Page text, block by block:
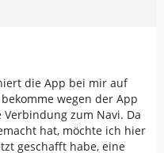
die App bei mir auf
wegen der App
zum Navi. Da
hat, möchte ich hier
geschafft habe, eine